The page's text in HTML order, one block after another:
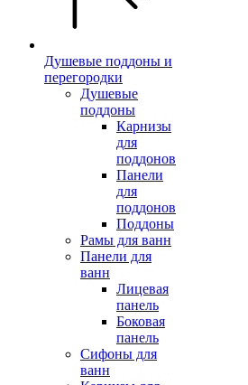
Душевые поддоны и
перегородки
Душевые
поддоны
Карнизы
для
поддонов
Панели
для
поддонов
Поддоны
Рамы для ванн
Панели для
ванн
Лицевая
панель
Боковая
панель
Сифоны для
ванн